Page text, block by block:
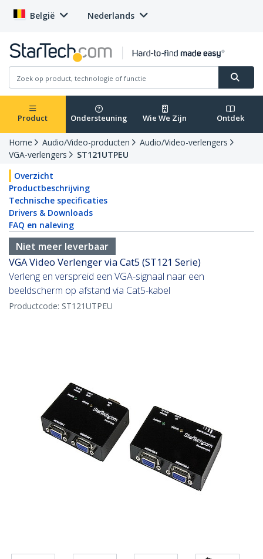
België Nederlands
Product Ondersteuning Wie We Zijn Ontdek
Home Audio/Video-producten
Audio/Video-verlengers
VGA-verlengers
ST121UTPEU
Overzicht
Productbeschrijving
Technische specificaties
Drivers & Downloads
FAQ en naleving
Niet meer leverbaar
VGA Video Verlenger via Cat5 (ST121 Serie)
Verleng en verspreid een VGA-signaal naar een
beeldscherm op afstand via Cat5-kabel
Productcode: ST121UTPEU